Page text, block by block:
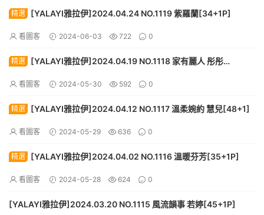
精選 [YALAYI雅拉伊]2024.04.24 NO.1119 紫羅蘭[34+1P]
看圖客 2024-06-03 722 0
精選
[YALAYI雅拉伊]2024.04.19 NO.1118 家有麗人 彤彤
看圖客 2024-05-30 592 0
精選 [YALAYI雅拉伊]2024.04.12 NO.1117 溫柔婉約 慧兒[48+1]
看圖客 2024-05-29 636 0
精選 [YALAYI雅拉伊]2024.04.02 NO.1116 溫暖芬芳[35+1P]
看圖客 2024-05-28 624 0
[YALAYI雅拉伊]2024.03.20 NO.1115 風流韻事 若婷[45+1P]